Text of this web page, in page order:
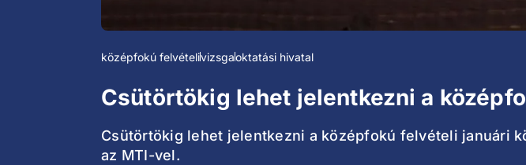
középfokú felvételivizsgaoktatási hivatal
Csütörtökig lehet jelentkezni a
Csütörtökig lehet jelentkezni a középfokú felvételi januári
az MTI-vel.